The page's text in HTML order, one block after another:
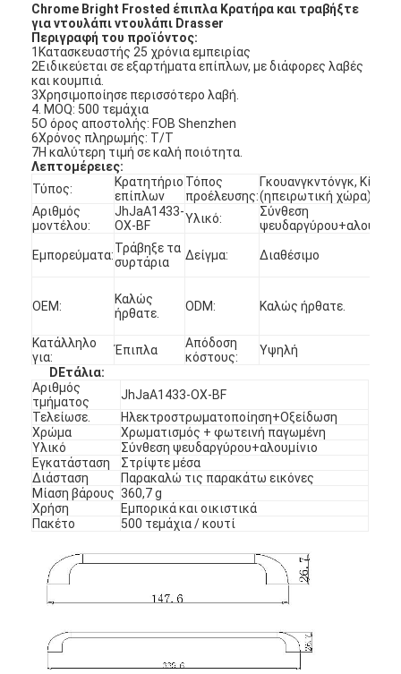
Chrome Bright Frosted έπιπλα Κρατήρα και τραβήξτε
για ντουλάπι ντουλάπι Drasser
Περιγραφή του προϊόντος:
1Κατασκευαστής 25 χρόνια εμπειρίας
2Ειδικεύεται σε εξαρτήματα επίπλων, με διάφορες λαβές
και κουμπιά.
3Χρησιμοποίησε περισσότερο λαβή.
4. MOQ: 500 τεμάχια
5Ο όρος αποστολής: FOB Shenzhen
6Χρόνος πληρωμής: T/T
7Η καλύτερη τιμή σε καλή ποιότητα.
Λεπτομέρειες:
Τύπος:
Κρατητήριο
επίπλων
Τόπος
προέλευσης:
Γκουανγκντόνγκ, Κίνα
(ηπειρωτική χώρα)
Αριθμός
μοντέλου:
JhJaA1433-
OX-BF
Υλικό:
Σύνθεση
Εμπορεύματα:Τράβηξε τα
συρτάρια
Δείγμα: Διαθέσιμο
OEM:
Καλώς
ήρθατε.
ODM: Καλώς ήρθατε.
Κατάλληλο
για:
Έπιπλα
Απόδοση
κόστους:
Υψηλή
D Ετάλια:
Αριθμός
τμήματος
JhJaA1433-OX-BF
Τελείωσε.
Ηλεκτροστρωματοποίηση+Οξείδωση
Χρώμα
Χρωματισμός + φωτεινή παγωμένη
Υλικό
Σύνθεση ψευδαργύρου+αλουμίνιο
Εγκατάσταση
Στρίψτε μέσα
Διάσταση
Παρακαλώ τις παρακάτω εικόνες
Μίαση βάρους 360,7 g
Χρήση
Εμπορικά και οικιστικά
Πακέτο
500 τεμάχια / κουτί